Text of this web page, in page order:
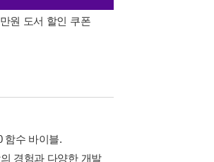
원 도서 할인 쿠폰
함수 바이블.
경험과 다양한 개발